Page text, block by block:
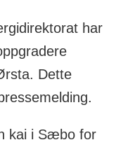
har
Dette
kai i Sæbo for